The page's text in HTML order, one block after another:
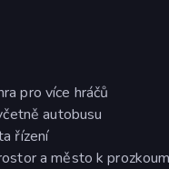
pro více hráčů
autobusu
řízení
a město k